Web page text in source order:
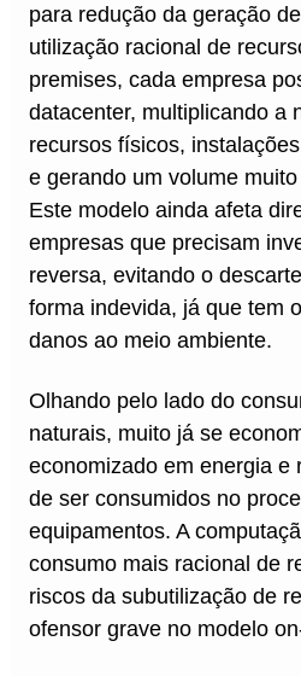
para redução da geração
utilização racional de
premises, cada empresa
datacenter, multiplicando a
recursos físicos,
e gerando um volume
Este modelo ainda afeta
empresas que precisam
reversa, evitando o
forma indevida, já que tem
danos ao meio ambiente.
Olhando pelo lado do
naturais, muito já se
economizado em energia e
de ser consumidos no
equipamentos. A
consumo mais racional de
riscos da subutilização de
ofensor grave no modelo